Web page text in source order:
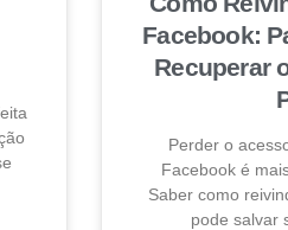
Facebook:
Recuperar
Perder o
Facebook é
Saber como
pode salvar